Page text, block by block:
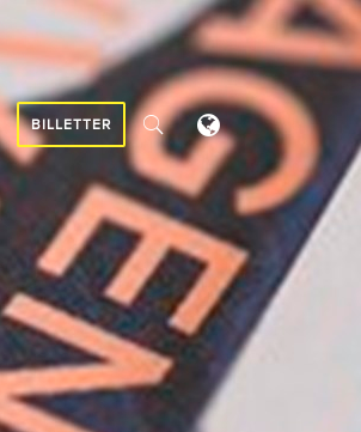
BILLETTER